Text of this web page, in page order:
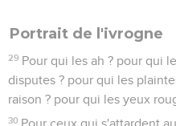
Portrait de l'ivrogne
29 Pour qui les ah ? pour qui
disputes ? pour qui les
raison ? pour qui les yeux
30 Pour ceux qui s'attardent